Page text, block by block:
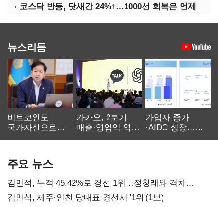
코스닥 반등, 닷새간 24%↑…1000선 회복은 언제
뉴스리듬
비트코인도
국가자산으로…'
카카오, 2분기
매출·영업익 역대
가입자 증가
·AIDC 성장…
주요 뉴스
김민석, 누적 45.42%로 경선 1위…정청래와 격차
0.86%p(2보)
김민석, 제주·인천 당대표 경선서 '1위'(1보)